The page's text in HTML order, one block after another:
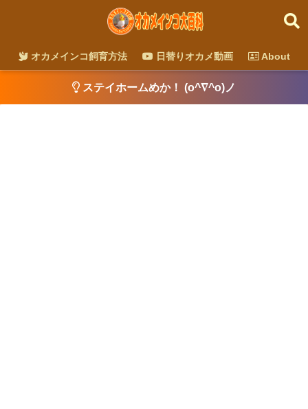
オカメインコ飼育方法 日替りオカメ動画 About
ステイホームめか！ (o^∇^o)ノ